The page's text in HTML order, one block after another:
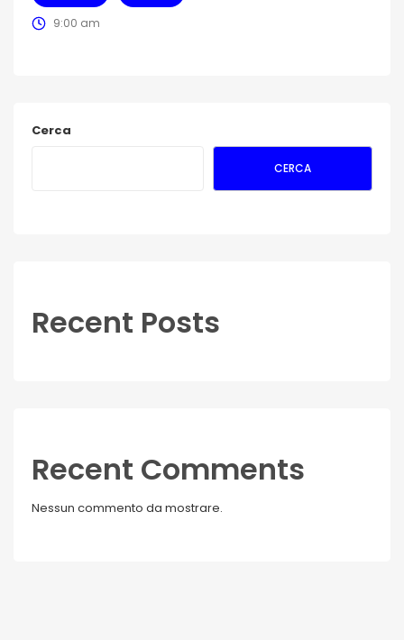
9:00 am
Cerca
CERCA
Recent Posts
Recent Comments
Nessun commento da mostrare.